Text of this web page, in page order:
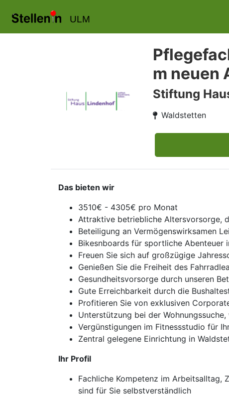
ULM
m neuen
Stiftung
Waldstetten
Das bieten wir
3510€ - 4305€ pro Monat
Attraktive betriebliche Altersvorsorge,
Beteiligung an Vermögenswirksamen
Bikesnboards für sportliche Abenteuer
Freuen Sie sich auf großzügige
Genießen Sie die Freiheit des
Gesundheitsvorsorge durch unseren
Gute Erreichbarkeit durch die
Profitieren Sie von exklusiven
Unterstützung bei der
Vergünstigungen im Fitnessstudio für
Zentral gelegene Einrichtung in
Ihr Profil
Fachliche Kompetenz im Arbeitsalltag,
sind für Sie selbstverständlich